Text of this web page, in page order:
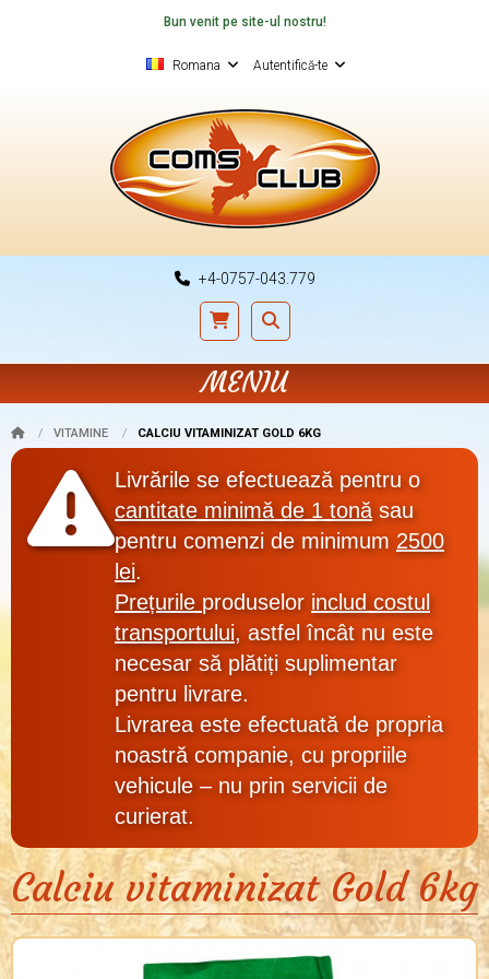
Bun venit pe site-ul nostru!
Romana Autentifică-te
+4-0757-043.779
MENIU
VITAMINE CALCIU VITAMINIZAT GOLD 6KG
Livrările se efectuează pentru o
cantitate minimăde 1 tonăsau
pentru comenzi de minimum 2500
lei.
Prețurile produselor includ costul
transportului, astfel încât nu este
necesar să plătiți suplimentar
pentru livrare.
Livrarea este efectuată de propria
noastră companie, cu propriile
vehicule – nu prin servicii de
curierat.
Calciu vitaminizat Gold 6kg